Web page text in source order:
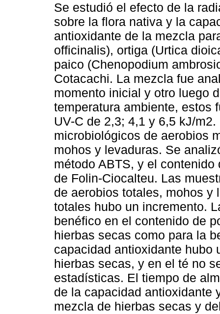
Se estudió el efecto de la
sobre la flora nativa y la
antioxidante de la mezcla
officinalis), ortiga (Urtica
paico (Chenopodium
Cotacachi. La mezcla fue
momento inicial y otro luego
temperatura ambiente, estos
UV-C de 2,3; 4,1 y 6,5 kJ/
microbiológicos de aerobios
mohos y levaduras. Se
método ABTS, y el
de Folin-Ciocalteu. Las
de aerobios totales, mohos y
totales hubo un incremento.
benéfico en el contenido de
hierbas secas como para la
capacidad antioxidante hubo
hierbas secas, y en el té no
estadísticas. El tiempo de
de la capacidad antioxidante
mezcla de hierbas secas y